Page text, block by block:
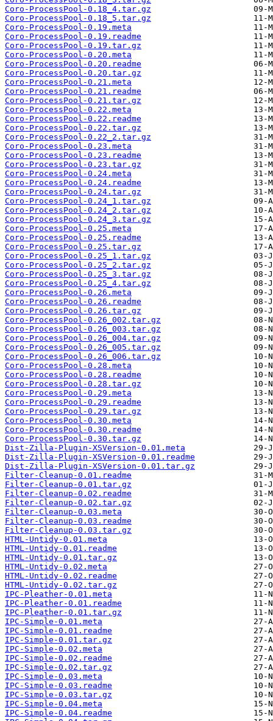
Coro-ProcessPool-0.18_4.tar.gz
Coro-ProcessPool-0.18_5.tar.gz
Coro-ProcessPool-0.19.meta
Coro-ProcessPool-0.19.readme
Coro-ProcessPool-0.19.tar.gz
Coro-ProcessPool-0.20.meta
Coro-ProcessPool-0.20.readme
Coro-ProcessPool-0.20.tar.gz
Coro-ProcessPool-0.21.meta
Coro-ProcessPool-0.21.readme
Coro-ProcessPool-0.21.tar.gz
Coro-ProcessPool-0.22.meta
Coro-ProcessPool-0.22.readme
Coro-ProcessPool-0.22.tar.gz
Coro-ProcessPool-0.22_2.tar.gz
Coro-ProcessPool-0.23.meta
Coro-ProcessPool-0.23.readme
Coro-ProcessPool-0.23.tar.gz
Coro-ProcessPool-0.24.meta
Coro-ProcessPool-0.24.readme
Coro-ProcessPool-0.24.tar.gz
Coro-ProcessPool-0.24_1.tar.gz
Coro-ProcessPool-0.24_2.tar.gz
Coro-ProcessPool-0.24_3.tar.gz
Coro-ProcessPool-0.25.meta
Coro-ProcessPool-0.25.readme
Coro-ProcessPool-0.25.tar.gz
Coro-ProcessPool-0.25_1.tar.gz
Coro-ProcessPool-0.25_2.tar.gz
Coro-ProcessPool-0.25_3.tar.gz
Coro-ProcessPool-0.25_4.tar.gz
Coro-ProcessPool-0.26.meta
Coro-ProcessPool-0.26.readme
Coro-ProcessPool-0.26.tar.gz
Coro-ProcessPool-0.26_002.tar.gz
Coro-ProcessPool-0.26_003.tar.gz
Coro-ProcessPool-0.26_004.tar.gz
Coro-ProcessPool-0.26_005.tar.gz
Coro-ProcessPool-0.26_006.tar.gz
Coro-ProcessPool-0.28.meta
Coro-ProcessPool-0.28.readme
Coro-ProcessPool-0.28.tar.gz
Coro-ProcessPool-0.29.meta
Coro-ProcessPool-0.29.readme
Coro-ProcessPool-0.29.tar.gz
Coro-ProcessPool-0.30.meta
Coro-ProcessPool-0.30.readme
Coro-ProcessPool-0.30.tar.gz
Dist-Zilla-Plugin-XSVersion-0.01.meta
Dist-Zilla-Plugin-XSVersion-0.01.readme
Dist-Zilla-Plugin-XSVersion-0.01.tar.gz
Filter-Cleanup-0.01.readme
Filter-Cleanup-0.01.tar.gz
Filter-Cleanup-0.02.readme
Filter-Cleanup-0.02.tar.gz
Filter-Cleanup-0.03.meta
Filter-Cleanup-0.03.readme
Filter-Cleanup-0.03.tar.gz
HTML-Untidy-0.01.meta
HTML-Untidy-0.01.readme
HTML-Untidy-0.01.tar.gz
HTML-Untidy-0.02.meta
HTML-Untidy-0.02.readme
HTML-Untidy-0.02.tar.gz
IPC-Pleather-0.01.meta
IPC-Pleather-0.01.readme
IPC-Pleather-0.01.tar.gz
IPC-Simple-0.01.meta
IPC-Simple-0.01.readme
IPC-Simple-0.01.tar.gz
IPC-Simple-0.02.meta
IPC-Simple-0.02.readme
IPC-Simple-0.02.tar.gz
IPC-Simple-0.03.meta
IPC-Simple-0.03.readme
IPC-Simple-0.03.tar.gz
IPC-Simple-0.04.meta
IPC-Simple-0.04.readme